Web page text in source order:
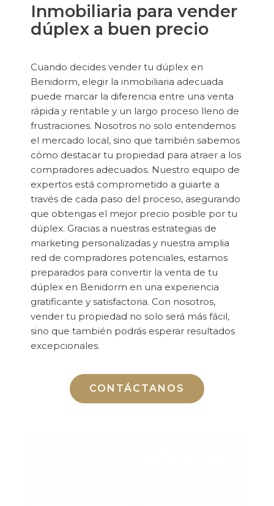
Inmobiliaria para vender
dúplex a buen precio
Cuando decides vender tu dúplex en
Benidorm, elegir la inmobiliaria adecuada
puede marcar la diferencia entre una venta
rápida y rentable y un largo proceso lleno de
frustraciones. Nosotros no solo entendemos
el mercado local, sino que también sabemos
cómo destacar tu propiedad para atraer a los
compradores adecuados. Nuestro equipo de
expertos está comprometido a guiarte a
través de cada paso del proceso, asegurando
que obtengas el mejor precio posible por tu
dúplex. Gracias a nuestras estrategias de
marketing personalizadas y nuestra amplia
red de compradores potenciales, estamos
preparados para convertir la venta de tu
dúplex en Benidorm en una experiencia
gratificante y satisfactoria. Con nosotros,
vender tu propiedad no solo será más fácil,
sino que también podrás esperar resultados
excepcionales.
CONTÁCTANOS